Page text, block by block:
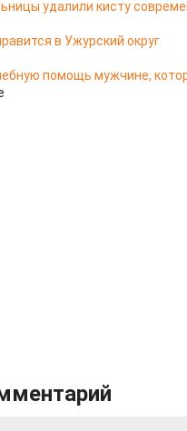
удалили кисту
в Ужурский округ
помощь мужчине,